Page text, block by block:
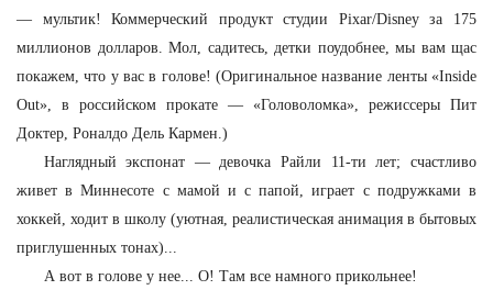
— мультик! Коммерческий продукт студии Pixar/Disney за 175
миллионов долларов. Мол, садитесь, детки поудобнее, мы вам щас
покажем, что у вас в голове! (Оригинальное название ленты «Insidе
Out», в российском прокате — «Головоломка», режиссеры Пит
Доктер, Роналдо Дель Кармен.)
Наглядный экспонат — девочка Райли 11-ти лет; счастливо
живет в Миннесоте с мамой и с папой, играет с подружками в
хоккей, ходит в школу (уютная, реалистическая анимация в бытовых
приглушенных тонах)...
А вот в голове у нее... О! Там все намного прикольнее!